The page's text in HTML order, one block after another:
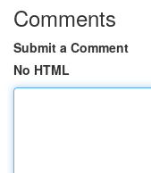
Comments
Submit a Comment
No HTML